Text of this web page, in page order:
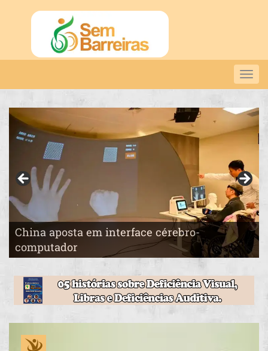
China aposta em interface cérebro-
computador
Pai constrói o “País das Maravilhas” para a
filha